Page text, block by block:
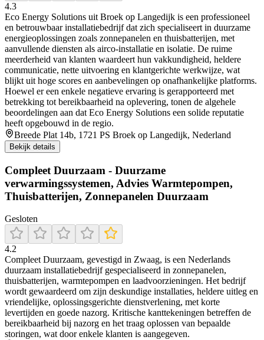
4.3
Eco Energy Solutions uit Broek op Langedijk is een professioneel
en betrouwbaar installatiebedrijf dat zich specialiseert in duurzame
energieoplossingen zoals zonnepanelen en thuisbatterijen, met
aanvullende diensten als airco-installatie en isolatie. De ruime
meerderheid van klanten waardeert hun vakkundigheid, heldere
communicatie, nette uitvoering en klantgerichte werkwijze, wat
blijkt uit hoge scores en aanbevelingen op onafhankelijke platforms.
Hoewel er een enkele negatieve ervaring is gerapporteerd met
betrekking tot bereikbaarheid na oplevering, tonen de algehele
beoordelingen aan dat Eco Energy Solutions een solide reputatie
heeft opgebouwd in de regio.
Breede Plat 14b, 1721 PS Broek op Langedijk, Nederland
Bekijk details
Compleet Duurzaam - Duurzame
verwarmingssystemen, Advies Warmtepompen,
Thuisbatterijen, Zonnepanelen Duurzaam
Gesloten
4.2
Compleet Duurzaam, gevestigd in Zwaag, is een Nederlands
duurzaam installatiebedrijf gespecialiseerd in zonnepanelen,
thuisbatterijen, warmtepompen en laadvoorzieningen. Het bedrijf
wordt gewaardeerd om zijn deskundige installaties, heldere uitleg en
vriendelijke, oplossingsgerichte dienstverlening, met korte
levertijden en goede nazorg. Kritische kanttekeningen betreffen de
bereikbaarheid bij nazorg en het traag oplossen van bepaalde
storingen, wat door enkele klanten is aangegeven.